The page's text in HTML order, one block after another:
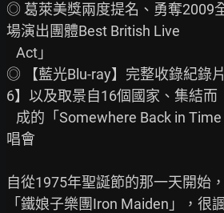
◎ 葛萊美獎兩度提名、勇奪2009
場演出團體Best British Live
◎ 【藍光Blu-ray】完整收錄紀錄
6】以及取景自16個國家、集結而
唱會
自從1975年聖誕節的那一天開始
「鐵娘子樂團Iron Maiden」，很